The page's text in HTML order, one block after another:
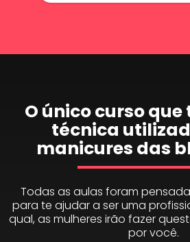
O único curso que
técnica
manicures das
Todas as aulas foram
para te ajudar a ser uma
qual, as mulheres irão fazer
por você.